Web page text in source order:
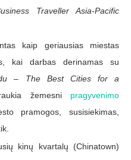
Traveller Asia-Pacific
kaip geriausias miestas
kai darbas derinamas su
– The Best Cities for a
žemesni pragyvenimo
pramogos, susisiekimas,
kinų kvartalų (Chinatown)